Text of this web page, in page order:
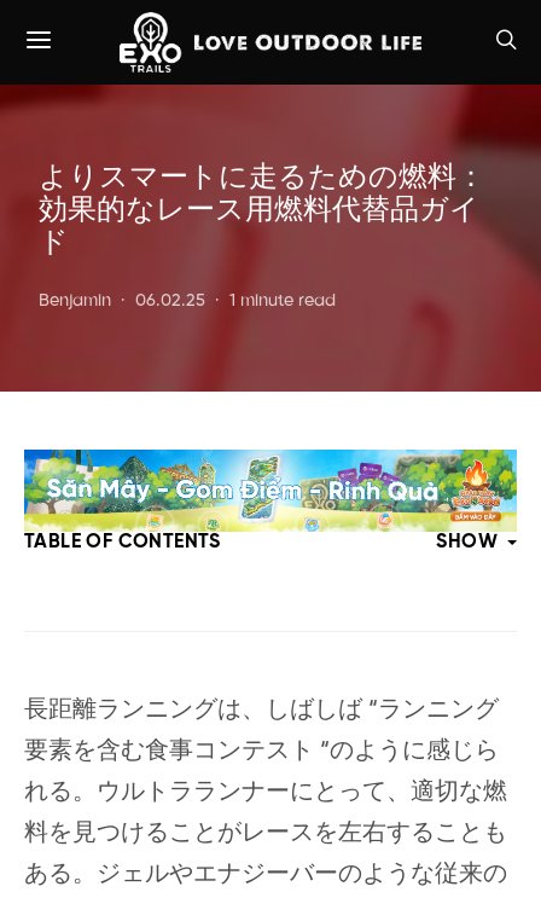
よりスマートに走るための燃料：
効果的なレース用燃料代替品ガイ
ド
Benjamin 06.02.25 1 minute read
TABLE OF CONTENTS SHOW
長距離ランニングは、しばしば “ランニング
要素を含む食事コンテスト “のように感じら
れる。ウルトラランナーにとって、適切な燃
料を見つけることがレースを左右することも
ある。ジェルやエナジーバーのような従来の